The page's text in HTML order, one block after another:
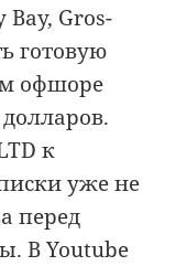
Bay, Gros-
готовую
офшоре
к
уже не
перед
В Youtube